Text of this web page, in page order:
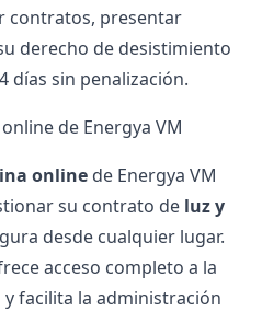
contratos, presentar
derecho de desistimiento
días sin penalización.
de Energya VM
online de Energya VM
su contrato de luz y
desde cualquier lugar.
acceso completo a la
facilita la administración